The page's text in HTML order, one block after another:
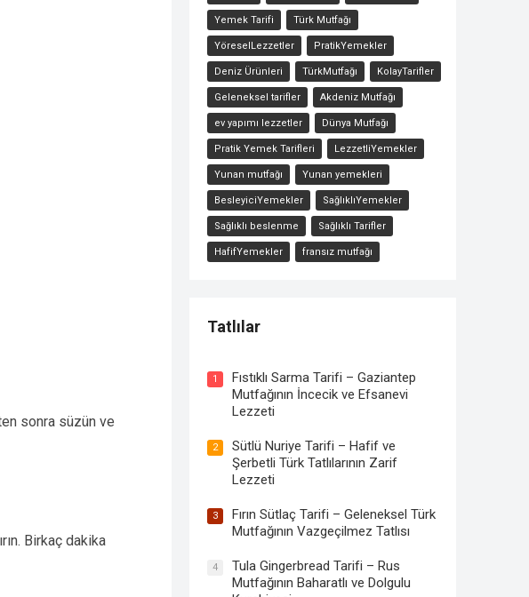
sonra süzün ve
Birkaç dakika
Yemek Tarifi Türk Mutfağı
YöreselLezzetler PratikYemekler
Deniz Ürünleri TürkMutfağı KolayTarifler
Geleneksel tarifler Akdeniz Mutfağı
ev yapımı lezzetler Dünya Mutfağı
Pratik Yemek Tarifleri LezzetliYemekler
Yunan mutfağı Yunan yemekleri
BesleyiciYemekler SağlıklıYemekler
Sağlıklı beslenme Sağlıklı Tarifler
HafifYemekler fransız mutfağı
Tatlılar
1
Fıstıklı Sarma Tarifi – Gaziantep
Mutfağının İncecik ve Efsanevi
Lezzeti
2
Sütlü Nuriye Tarifi – Hafif ve
Şerbetli Türk Tatlılarının Zarif
Lezzeti
3
Fırın Sütlaç Tarifi – Geleneksel Türk
Mutfağının Vazgeçilmez Tatlısı
4
Tula Gingerbread Tarifi – Rus
Mutfağının Baharatlı ve Dolgulu